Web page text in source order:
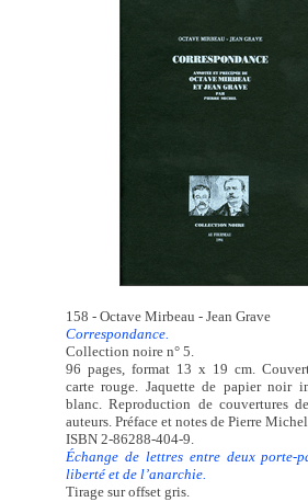
158 - Octave Mirbeau - Jean Grave
Correspondance.
Collection noire n° 5.
96 pages, format 13 x 19 cm.
carte rouge. Jaquette de papier noir
blanc. Reproduction de couvertures
auteurs. Préface et notes de Pierre
ISBN 2-86288-404-9.
Échange de lettres entre deux porte-
liberté et de l’anarchie.
Tirage sur offset gris.